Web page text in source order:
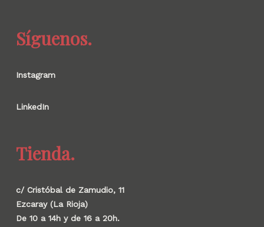
Síguenos.
Instagram
LinkedIn
Tienda.
c/ Cristóbal de Zamudio, 11
Ezcaray (La Rioja)
De 10 a 14h y de 16 a 20h.